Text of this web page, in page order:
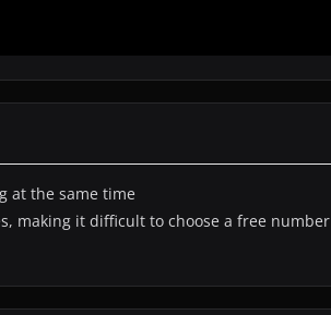
at the same time
making it difficult to choose a free number